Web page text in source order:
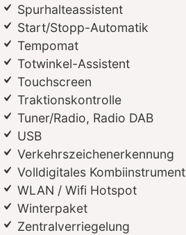
Spurhalteassistent
Start/Stopp-Automatik
Tempomat
Totwinkel-Assistent
Touchscreen
Traktionskontrolle
Tuner/Radio, Radio DAB
USB
Verkehrszeichenerkennung
Volldigitales Kombiinstrument
WLAN / Wifi Hotspot
Winterpaket
Zentralverriegelung